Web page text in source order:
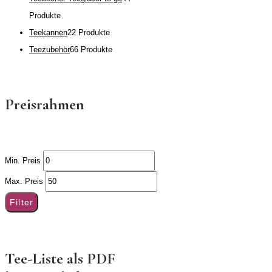
Produkte
Teekannen22 Produkte
Teezubehör66 Produkte
Preisrahmen
Min. Preis
Max. Preis
Filter
Tee-Liste als PDF